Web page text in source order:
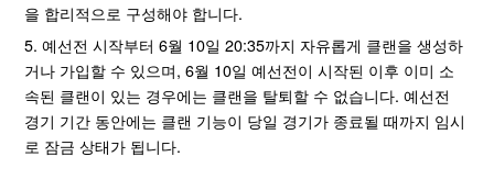
을 합리적으로 구성해야 합니다.
5. 예선전 시작부터 6월 10일 20:35까지 자유롭게 클랜을 생성하
거나 가입할 수 있으며, 6월 10일 예선전이 시작된 이후 이미 소
속된 클랜이 있는 경우에는 클랜을 탈퇴할 수 없습니다. 예선전
경기 기간 동안에는 클랜 기능이 당일 경기가 종료될 때까지 임시
로 잠금 상태가 됩니다.